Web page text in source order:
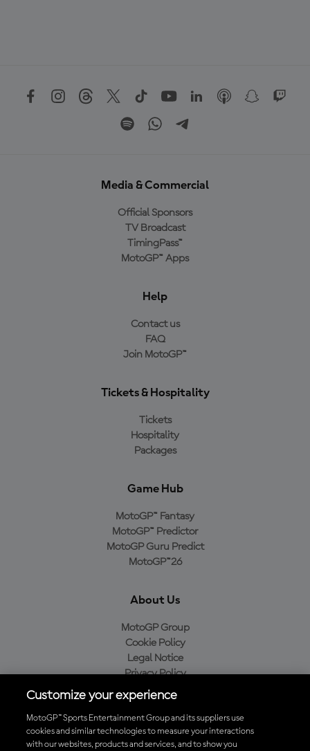
Media & Commercial
Official Sponsors
TV Broadcast
TimingPass™
MotoGP™ Apps
Help
Contact us
FAQ
Join MotoGP™
Tickets & Hospitality
Tickets
Hospitality
Packages
Game Hub
MotoGP™ Fantasy
MotoGP™ Predictor
MotoGP Guru Predict
MotoGP™26
About Us
MotoGP Group
Cookie Policy
Legal Notice
Privacy Policy
Purchase Policy
Baixe o aplicativo oficial da MotoGP™
Customize your experience
MotoGP™ Sports Entertainment Group and its suppliers use
cookies and similar technologies to measure your interactions
with our websites, products and services, and to show you